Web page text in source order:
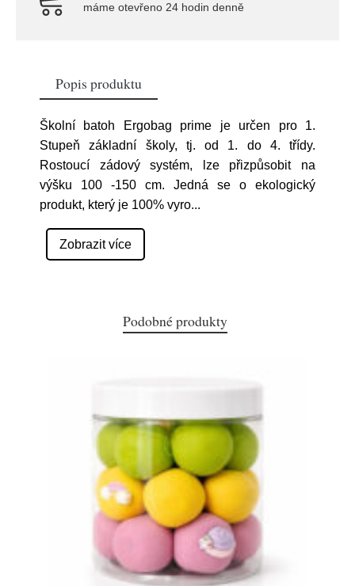
máme otevřeno 24 hodin denně
Popis produktu
Školní batoh Ergobag prime je určen pro 1.
Stupeň základní školy, tj. od 1. do 4. třídy.
Rostoucí zádový systém, lze přizpůsobit na
výšku 100 -150 cm. Jedná se o ekologický
produkt, který je 100% vyro...
Zobrazit více
Podobné produkty